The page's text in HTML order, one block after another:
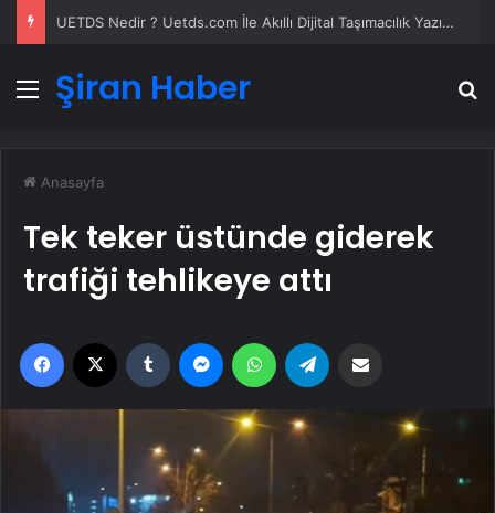
Yeni Dünya Düzensizliği Çağında Türk Dış Politikası ve Hakan Fidan Faktörü
Menü
Şiran Haber
Anasayfa
Tek teker üstünde giderek
trafiği tehlikeye attı
Facebook Tumblr MessengerWhatsApp